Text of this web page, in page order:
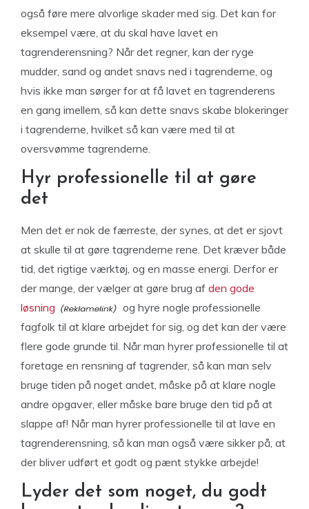
også føre mere alvorlige skader med sig. Det kan for
eksempel være, at du skal have lavet en
tagrenderensning? Når det regner, kan der ryge
mudder, sand og andet snavs ned i tagrenderne, og
hvis ikke man sørger for at få lavet en tagrenderens
en gang imellem, så kan dette snavs skabe blokeringer
i tagrenderne, hvilket så kan være med til at
oversvømme tagrenderne.
Hyr professionelle til at gøre
det
Men det er nok de færreste, der synes, at det er sjovt
at skulle til at gøre tagrenderne rene. Det kræver både
tid, det rigtige værktøj, og en masse energi. Derfor er
der mange, der vælger at gøre brug af den gode
løsning
og hyre nogle professionelle
fagfolk til at klare arbejdet for sig, og det kan der være
flere gode grunde til. Når man hyrer professionelle til at
foretage en rensning af tagrender, så kan man selv
bruge tiden på noget andet, måske på at klare nogle
andre opgaver, eller måske bare bruge den tid på at
slappe af! Når man hyrer professionelle til at lave en
tagrenderensning, så kan man også være sikker på, at
der bliver udført et godt og pænt stykke arbejde!
Lyder det som noget, du godt